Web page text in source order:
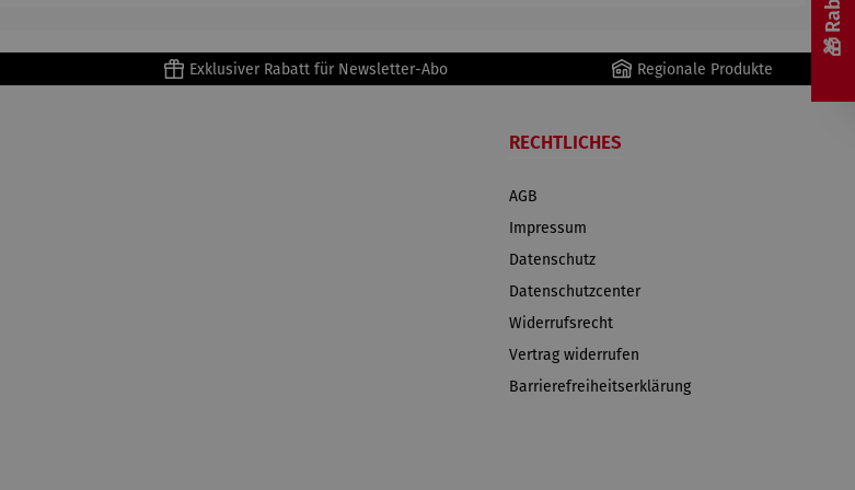
Exklusiver Rabatt für Newsletter-Abo Regionale Produkte
RECHTLICHES
AGB
Impressum
Datenschutz
Datenschutzcenter
Widerrufsrecht
Vertrag widerrufen
Barrierefreiheitserklärung